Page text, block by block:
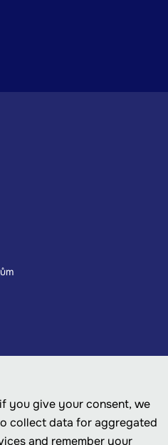
you give your consent, we
collect data for aggregated
and remember your